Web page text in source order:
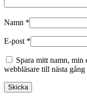
Namn *
E-post *
Spara mitt namn, min
webbläsare till nästa